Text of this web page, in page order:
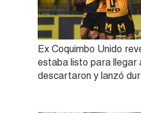
Ex Coquimbo Unido
estaba listo para llegar
descartaron y lanzó